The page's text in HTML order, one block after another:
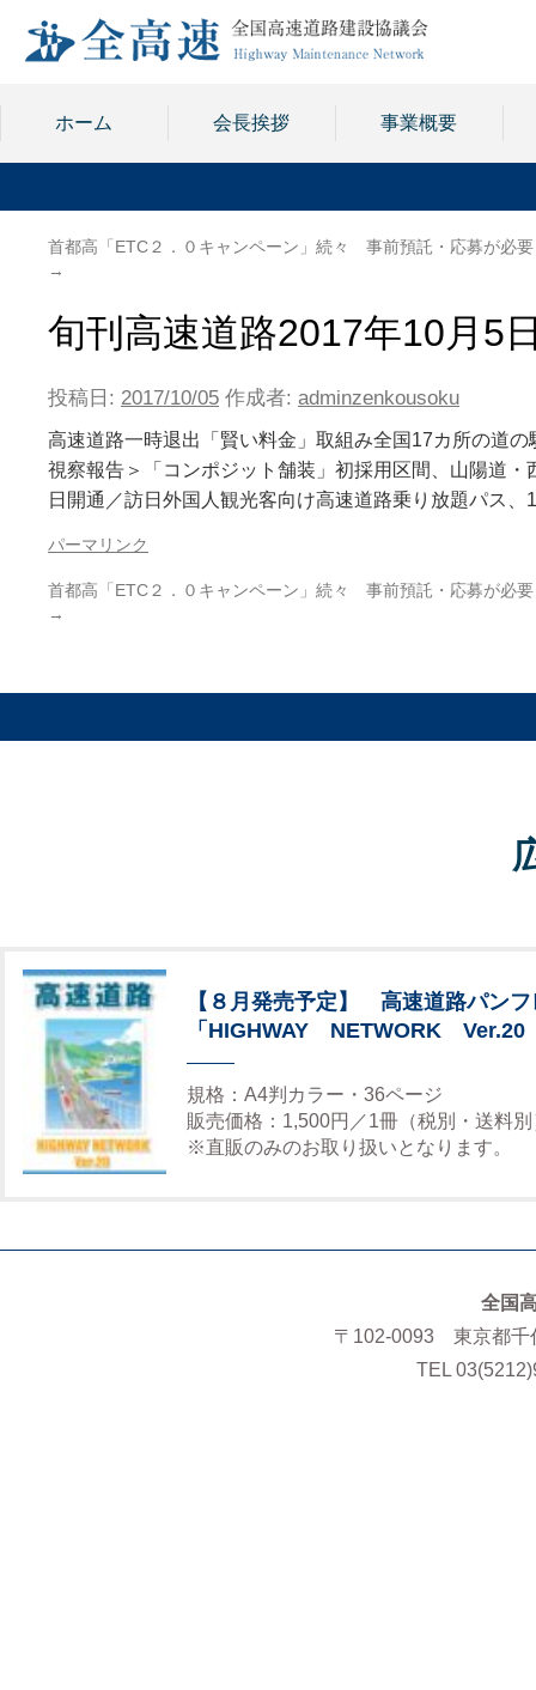
ホーム 会長挨拶 事業概要
首都高「ETC２．０キャンペーン」続々 事前預託・応募が必要
→
旬刊高速道路2017年10月5
投稿日: 2017/10/05 作成者: adminzenkousoku
高速道路一時退出「賢い料金」取組み全国17カ所の道
視察報告＞「コンポジット舗装」初採用区間、山陽道
日開通／訪日外国人観光客向け高速道路乗り放題パス、
パーマリンク
首都高「ETC２．０キャンペーン」続々 事前預託・応募が必要
→
【８月発売予定】 高速道路パンフ
「HIGHWAY NETWORK Ver.20
規格：A4判カラー・36ページ
販売価格：1,500円／1冊（税別・送料別
※直販のみのお取り扱いとなります。
全国
〒102-0093 東京都千
TEL